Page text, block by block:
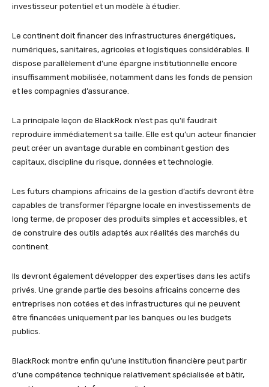
investisseur potentiel et un modèle à étudier.
Le continent doit financer des infrastructures énergétiques,
numériques, sanitaires, agricoles et logistiques considérables. Il
dispose parallèlement d’une épargne institutionnelle encore
insuffisamment mobilisée, notamment dans les fonds de pension
et les compagnies d’assurance.
La principale leçon de BlackRock n’est pas qu’il faudrait
reproduire immédiatement sa taille. Elle est qu’un acteur financier
peut créer un avantage durable en combinant gestion des
capitaux, discipline du risque, données et technologie.
Les futurs champions africains de la gestion d’actifs devront être
capables de transformer l’épargne locale en investissements de
long terme, de proposer des produits simples et accessibles, et
de construire des outils adaptés aux réalités des marchés du
continent.
Ils devront également développer des expertises dans les actifs
privés. Une grande partie des besoins africains concerne des
entreprises non cotées et des infrastructures qui ne peuvent
être financées uniquement par les banques ou les budgets
publics.
BlackRock montre enfin qu’une institution financière peut partir
d’une compétence technique relativement spécialisée et bâtir,